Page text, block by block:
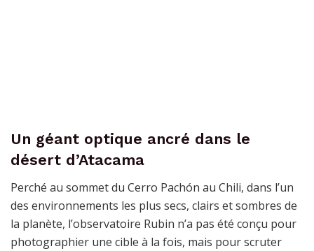
Un géant optique ancré dans le
désert d’Atacama
Perché au sommet du Cerro Pachón au Chili, dans l’un
des environnements les plus secs, clairs et sombres de
la planète, l’observatoire Rubin n’a pas été conçu pour
photographier une cible à la fois, mais pour scruter